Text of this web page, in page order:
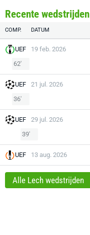
Recente wedstrijden
COMP. DATUM
UEF 19 feb. 2026
62'
UEF 21 jul. 2026
36'
UEF 29 jul. 2026
39'
UEF 13 aug. 2026
Alle Lech wedstrijden